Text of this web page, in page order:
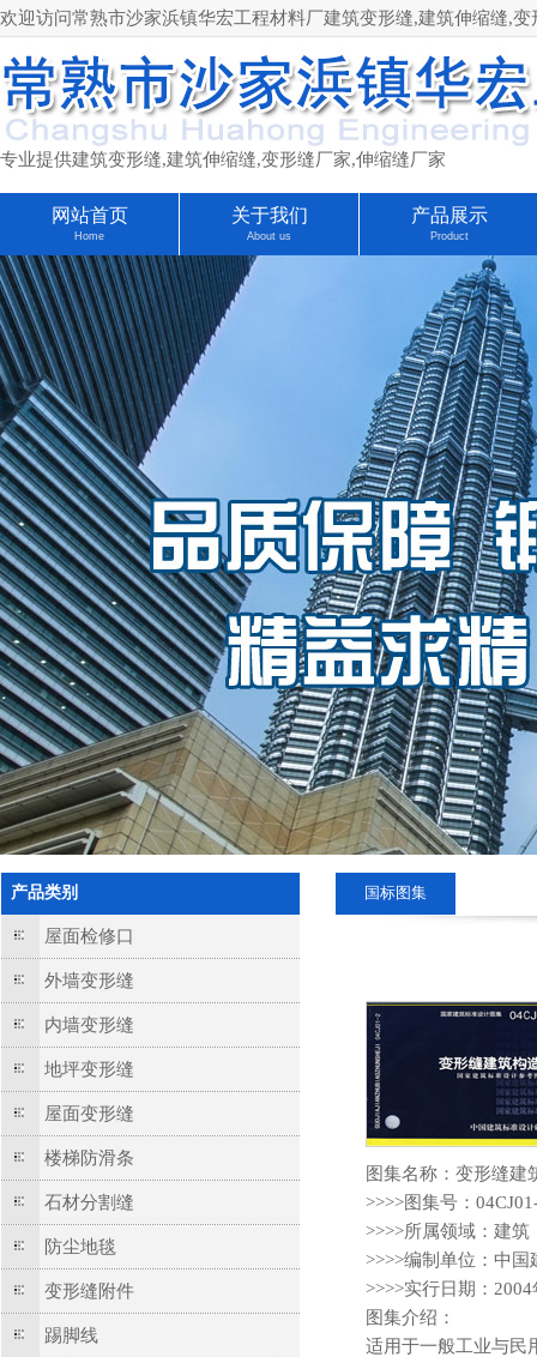
欢迎访问常熟市沙家浜镇华宏工程材料厂建筑变形缝,建筑伸缩缝,
专业提供建筑变形缝,建筑伸缩缝,变形缝厂家,伸缩缝厂家
网站首页
Home
关于我们
About us
产品展示
Product
产品类别
屋面检修口
外墙变形缝
内墙变形缝
地坪变形缝
屋面变形缝
楼梯防滑条
石材分割缝
防尘地毯
变形缝附件
踢脚线
国标图集
图集名称：变形缝建
>>>>图集号：
>>>>所属领域：建筑
>>>>编制单位：中
>>>>实行日期：
图集介绍：
适用于一般工业与民